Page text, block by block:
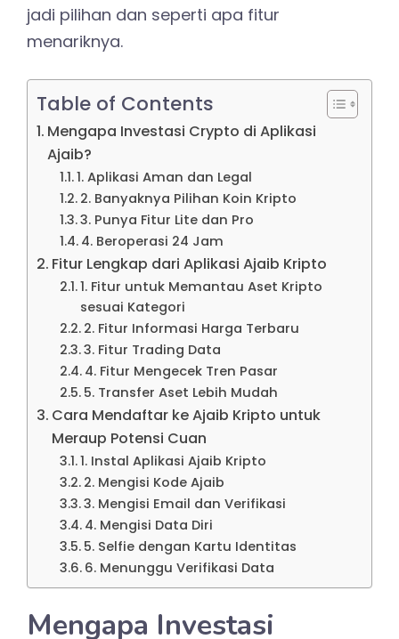
jadi pilihan dan seperti apa fitur
menariknya.
Table of Contents
Mengapa Investasi Crypto di Aplikasi
Ajaib?
1. Aplikasi Aman dan Legal
2. Banyaknya Pilihan Koin Kripto
3. Punya Fitur Lite dan Pro
4. Beroperasi 24 Jam
Fitur Lengkap dari Aplikasi Ajaib Kripto
1. Fitur untuk Memantau Aset Kripto
sesuai Kategori
2. Fitur Informasi Harga Terbaru
3. Fitur Trading Data
4. Fitur Mengecek Tren Pasar
5. Transfer Aset Lebih Mudah
Cara Mendaftar ke Ajaib Kripto untuk
Meraup Potensi Cuan
1. Instal Aplikasi Ajaib Kripto
2. Mengisi Kode Ajaib
3. Mengisi Email dan Verifikasi
4. Mengisi Data Diri
5. Selfie dengan Kartu Identitas
6. Menunggu Verifikasi Data
Mengapa Investasi